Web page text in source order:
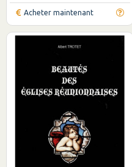
Acheter maintenant